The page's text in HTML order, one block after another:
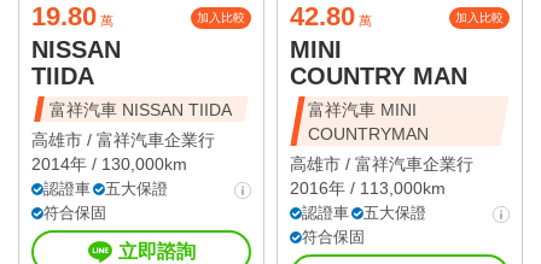
19.80 萬 加入比較
NISSAN
TIIDA
富祥汽車 NISSAN TIIDA
高雄市 / 富祥汽車企業行
2014年 / 130,000km
認證車
五大保證
符合保固
立即諮詢
42.80 萬 加入比較
MINI
COUNTRY MAN
富祥汽車 MINI
COUNTRYMAN
高雄市 / 富祥汽車企業行
2016年 / 113,000km
認證車
五大保證
符合保固